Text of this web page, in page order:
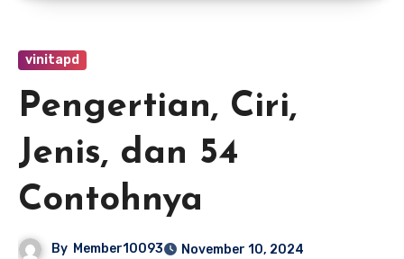
vinitapd
Pengertian, Ciri,
Jenis, dan 54
Contohnya
By Member10093 November 10, 2024